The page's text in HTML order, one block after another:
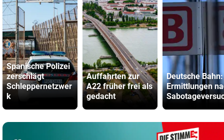
Spanische Polizei
zerschlägt
Schleppernetzwer
k
Auffahrten zur
A22 früher frei als
gedacht
Deutsche Bahn:
Ermittlungen